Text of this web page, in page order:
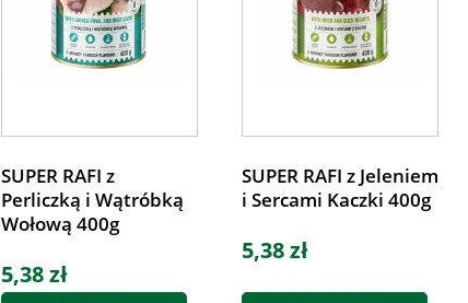
SUPER RAFI z
Perliczką i Wątróbką
Wołową 400g
5,38 zł
SUPER RAFI z Jeleniem
i Sercami Kaczki 400g
5,38 zł